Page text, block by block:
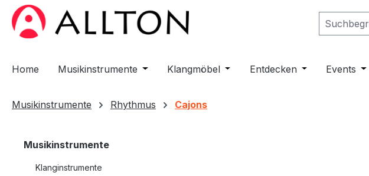
Hauptinhalt springen
Zur Suche springen
Zur Hauptnavigation springen
Home Musikinstrumente Öffne oder Schließe das Dropdown der Kategorie
Klangmöbel Öffne oder Schließe das
Entdecken Öffne oder
Events
Musikinstrumente Rhythmus Cajons
Musikinstrumente
Klanginstrumente